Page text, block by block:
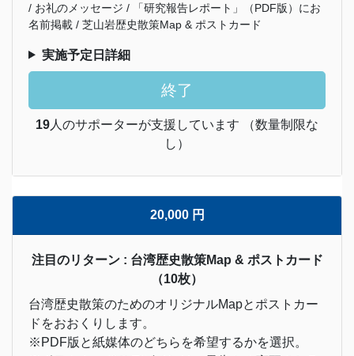
/ お礼のメッセージ / 「研究報告レポート」（PDF版）にお
名前掲載 / 芝山岩歴史散策Map & ポストカード
実施予定日詳細
終了
19人のサポーターが支援しています （数量制限な
し）
20,000 円
注目のリターン : 台湾歴史散策Map & ポストカード
（10枚）
台湾歴史散策のためのオリジナルMapとポストカー
ドをおおくりします。
※PDF版と紙媒体のどちらを希望するかを選択。